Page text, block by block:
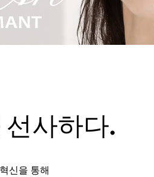
선사하다.
신을 통해